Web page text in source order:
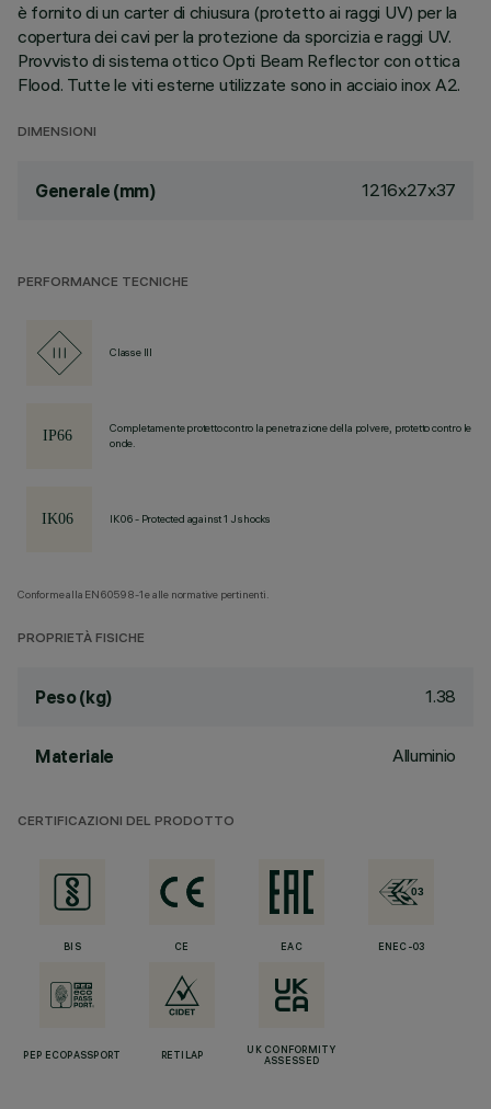
è fornito di un carter di chiusura (protetto ai raggi UV) per la
copertura dei cavi per la protezione da sporcizia e raggi UV.
Provvisto di sistema ottico Opti Beam Reflector con ottica
Flood. Tutte le viti esterne utilizzate sono in acciaio inox A2.
DIMENSIONI
Generale (mm) 1216x27x37
PERFORMANCE TECNICHE
Classe III
Completamente protetto contro la penetrazione della polvere, protetto contro le
onde.
IK06 - Protected against 1 J shocks
Conforme alla EN60598-1 e alle normative pertinenti.
PROPRIETÀ FISICHE
Peso (kg) 1.38
Materiale Alluminio
CERTIFICAZIONI DEL PRODOTTO
BIS CE EAC ENEC-03
PEP ECOPASSPORT RETILAP
UK CONFORMITY
ASSESSED